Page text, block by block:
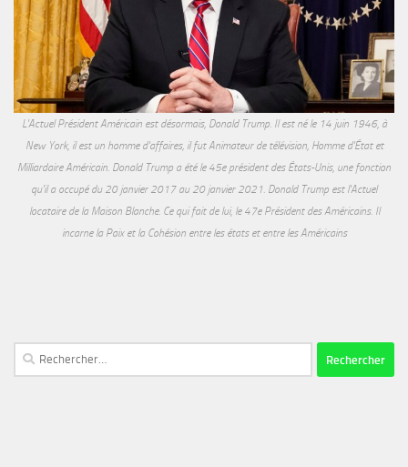
L'Actuel Président Américain est désormais, Donald Trump. Il est né le 14 juin 1946, à
New York, il est un homme d'affaires, il fut Animateur de télévision, Homme d'État et
Milliardaire Américain. Donald Trump a été le 45e président des États-Unis, une fonction
qu'il a occupé du 20 janvier 2017 au 20 janvier 2021. Donald Trump est l'Actuel
locataire de la Maison Blanche. Ce qui fait de lui, le 47e Président des Américains. Il
incarne la Paix et la Cohésion entre les états et entre les Américains
Rechercher :